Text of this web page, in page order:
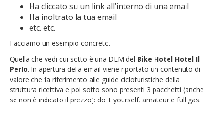
Ha cliccato su un link all’interno di una email
Ha inoltrato la tua email
etc. etc.
Facciamo un esempio concreto.
Quella che vedi qui sotto è una DEM del Bike Hotel Hotel Il
Perlo. In apertura della email viene riportato un contenuto di
valore che fa riferimento alle guide cicloturistiche della
struttura ricettiva e poi sotto sono presenti 3 pacchetti (anche
se non è indicato il prezzo): do it yourself, amateur e full gas.